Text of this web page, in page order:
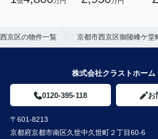
京区の物件一覧 京都市西京区御陵峰ケ
株式会社クラストホーム
0120-395-118 お
〒601-8213
京都府京都市南区久世中久世町２丁目60-6